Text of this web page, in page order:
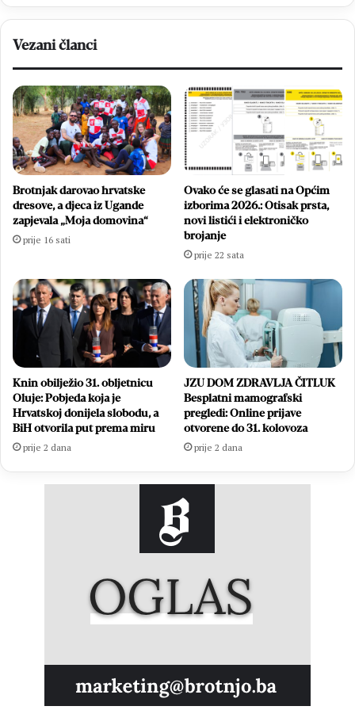
i
za
Vezani članci
Brotnjak darovao hrvatske
dresove, a djeca iz Ugande
zapjevala „Moja domovina“
prije 16 sati
Ovako će se glasati na Općim
izborima 2026.: Otisak prsta,
novi listići i elektroničko
brojanje
prije 22 sata
Knin obilježio 31. obljetnicu
Oluje: Pobjeda koja je
Hrvatskoj donijela slobodu, a
BiH otvorila put prema miru
prije 2 dana
JZU DOM ZDRAVLJA ČITLUK
Besplatni mamografski
pregledi: Online prijave
otvorene do 31. kolovoza
prije 2 dana